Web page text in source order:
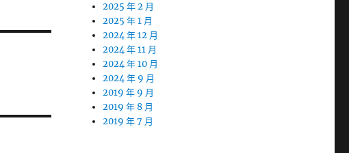
2025 年 2 月
2025 年 1 月
2024 年 12 月
2024 年 11 月
2024 年 10 月
2024 年 9 月
2019 年 9 月
2019 年 8 月
2019 年 7 月